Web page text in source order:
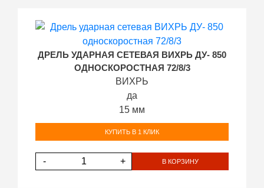
ДРЕЛЬ УДАРНАЯ СЕТЕВАЯ ВИХРЬ ДУ- 850
ОДНОСКОРОСТНАЯ 72/8/3
ВИХРЬ
да
15 мм
КУПИТЬ В 1 КЛИК
- + В КОРЗИНУ